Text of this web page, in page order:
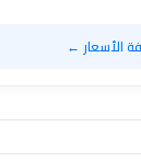
الأسعار ←